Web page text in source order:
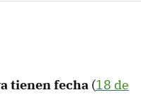
tienen fecha (18 de